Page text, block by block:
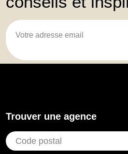
Trouver une agence